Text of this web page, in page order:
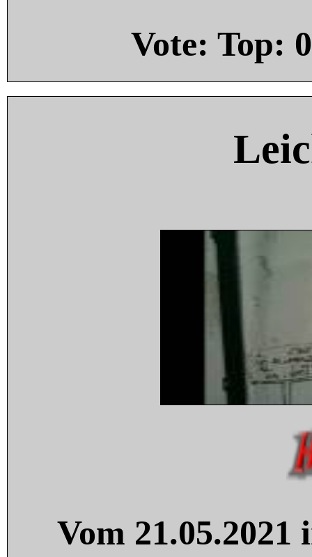
Vote: Top: 0
Vom